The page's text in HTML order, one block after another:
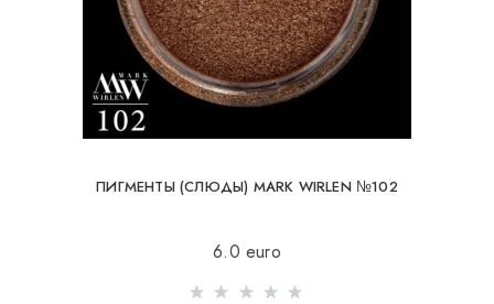
ПИГМЕНТЫ (СЛЮДЫ) MARK WIRLEN №102
6.0 euro